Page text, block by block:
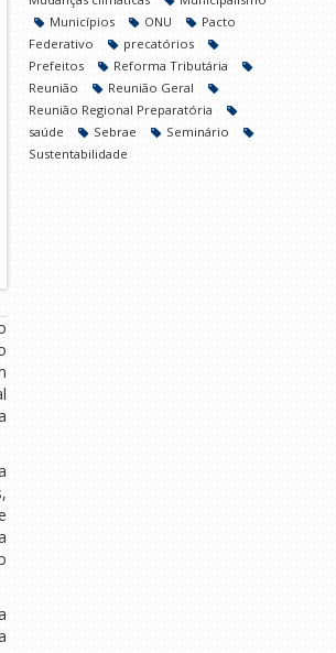
Municípios
ONU
Pacto
Federativo
precatórios
Prefeitos
Reforma Tributária
Reunião
Reunião Geral
Reunião Regional Preparatória
saúde
Sebrae
Seminário
Sustentabilidade